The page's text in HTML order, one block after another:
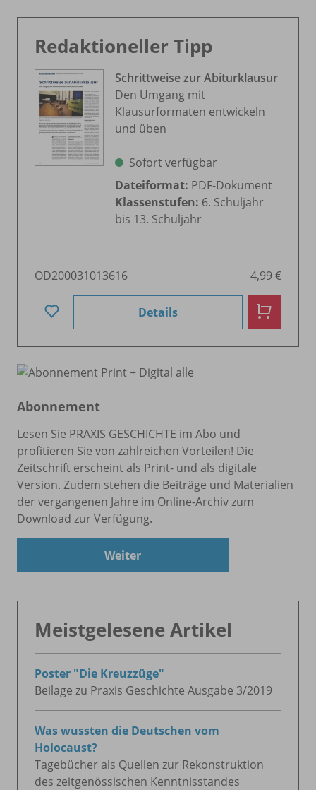
Redaktioneller Tipp
Schrittweise zur Abiturklausur
Den Umgang mit
Klausurformaten entwickeln
und üben
Sofort verfügbar
Dateiformat: PDF-Dokument
Klassenstufen: 6. Schuljahr
bis 13. Schuljahr
OD200031013616 4,99 €
Details
Abonnement
Lesen Sie PRAXIS GESCHICHTE im Abo und
profitieren Sie von zahlreichen Vorteilen! Die
Zeitschrift erscheint als Print- und als digitale
Version. Zudem stehen die Beiträge und Materialien
der vergangenen Jahre im Online-Archiv zum
Download zur Verfügung.
Weiter
Meistgelesene Artikel
Poster "Die Kreuzzüge"
Beilage zu Praxis Geschichte Ausgabe 3/2019
Was wussten die Deutschen vom
Holocaust?
Tagebücher als Quellen zur Rekonstruktion
des zeitgenössischen Kenntnisstandes